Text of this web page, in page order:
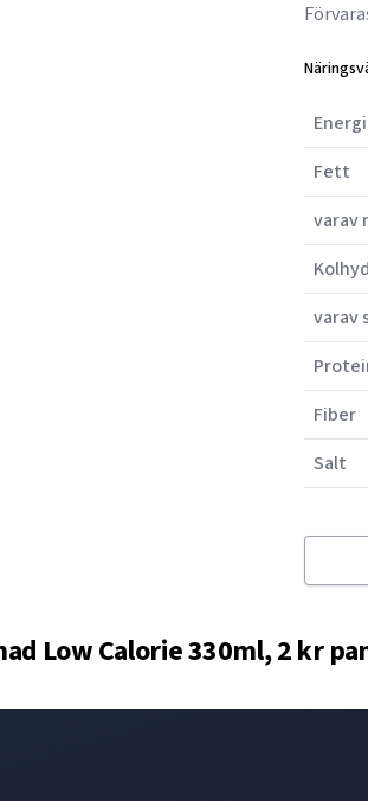
Energi
Fett
varav
varav
Fiber
Salt
Low Calorie 330ml, 2 kr